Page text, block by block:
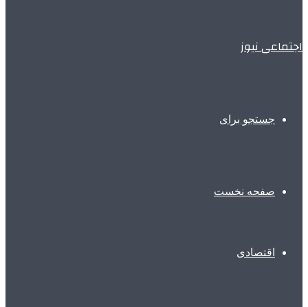
اجتماعی نیوز
جستجو برای
صفحه نخست
اقتصادی